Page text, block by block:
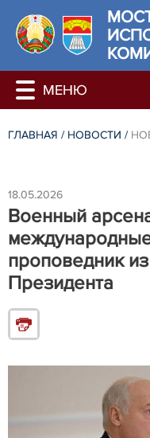
ГЛАВНАЯ / НОВОСТИ /
18.05.2026
Военный
проповедник
Президента